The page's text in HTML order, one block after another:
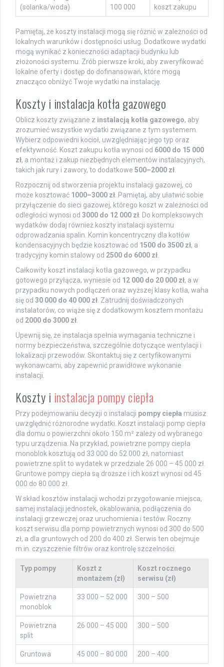
(solanka/woda)
100 000
koszt zakupu
Pamiętaj, że koszty instalacji mogą się różnić w zależności od
lokalnych warunków i dostępności usług. Dodatkowe wydatki
mogą wynikać z konieczności adaptacji budynku lub
złożoności systemu. Zrób pierwsze kroki, aby zweryfikować
lokalne oferty i dostęp do dofinansowań, które mogą
znacząco obniżyć Twoje wydatki na instalację.
Koszty i instalacja kotła gazowego
Oblicz koszty związane z instalacją kotła gazowego, aby
zrozumieć wszystkie wydatki związane z tym systemem.
Wybierz odpowiedni kocioł, uwzględniając jego typ oraz
efektywność. Koszt zakupu kotła wynosi od 6000 do 15 000
zł, a montaż i zakup niezbędnych elementów instalacyjnych,
takich jak rury i zawory, to dodatkowe 500–2000 zł.
Rozpocznij od stworzenia projektu instalacji gazowej, co
może kosztować 1000–3000 zł. Pamiętaj, aby ułatwić sobie
przyłączenie do sieci gazowej, którego koszt w zależności od
odległości wynosi od 3000 do 12 000 zł. Do kompleksowych
wydatków dodaj również koszty instalacji systemu
odprowadzania spalin. Komin koncentryczny dla kotłów
kondensacyjnych będzie kosztować od 1500 do 3500 zł, a
tradycyjny komin stalowy od 2500 do 6000 zł.
Całkowity koszt instalacji kotła gazowego, w przypadku
gotowego przyłącza, wyniesie od 12 000 do 20 000 zł, a w
przypadku nowych podłączeń oraz wyższej klasy kotła, waha
się od 30 000 do 40 000 zł. Zatrudnij doświadczonych
instalatorów, co wiąże się z dodatkowym kosztem montażu
od 2000 do 3000 zł.
Upewnij się, że instalacja spełnia wymagania techniczne i
normy bezpieczeństwa, szczególnie dotyczące wentylacji i
lokalizacji przewodów. Skontaktuj się z certyfikowanymi
wykonawcami, aby zapewnić prawidłowe wykonanie
instalacji.
Koszty i instalacja pompy ciepła
Przy podejmowaniu decyzji o instalacji pompy ciepła musisz
uwzględnić różnorodne wydatki. Koszt instalacji pomp ciepła
dla domu o powierzchni około 150 m² zależy od wybranego
typu urządzenia. Na przykład, powietrzne pompy ciepła
monoblok kosztują od 33 000 do 52 000 zł, natomiast
powietrzne split to wydatek w przedziale 26 000 – 45 000 zł.
Gruntowe pompy ciepła są droższe i ich koszt wynosi od 45
000 do 80 000 zł.
W skład kosztów instalacji wchodzi przygotowanie miejsca,
samej instalacji jednostek, okablowania, podłączenia do
instalacji grzewczej oraz uruchomienia i testów. Roczny
koszt serwisu dla pomp powietrznych wynosi od 300 do 500
zł, a dla gruntowych od 200 do 400 zł. Serwis ten obejmuje
m.in. czyszczenie filtrów oraz kontrolę szczelności.
Typ pompy
Koszt z
montażem (zł)
Koszt rocznego
serwisu (zł)
Powietrzna
monoblok
33 000 – 52 000 300 – 500
Powietrzna
split
26 000 – 45 000 300 – 500
Gruntowa 45 000 – 80 000 200 – 400